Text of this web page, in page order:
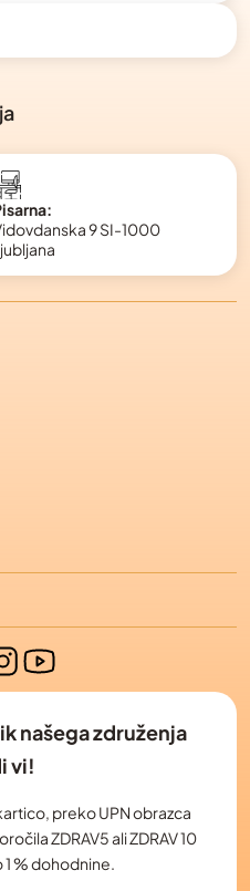
9 SI-1000
našega združenja
vi!
preko UPN obrazca
ZDRAV5 ali ZDRAV 10
1 % dohodnine.